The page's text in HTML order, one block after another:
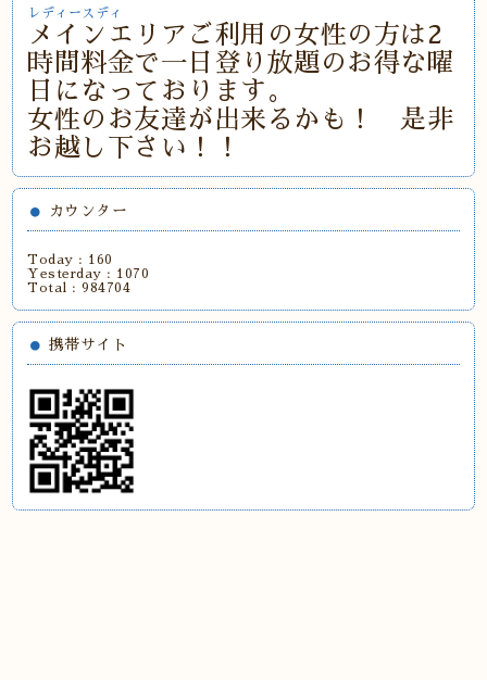
レディースディ
メインエリアご利用の女性の方は2
時間料金で一日登り放題のお得な曜
日になっております。
女性のお友達が出来るかも！ 是非
お越し下さい！！
カウンター
Today : 160
Yesterday : 1070
Total :984704
携帯サイト